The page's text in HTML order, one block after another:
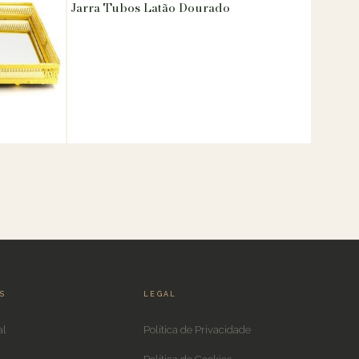
Jarra Tubos Latão Dourado
LEGAL
Política de Privacidade